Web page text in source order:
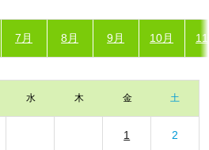
7月 8月 9月 10月
水 木 金 土
1 2